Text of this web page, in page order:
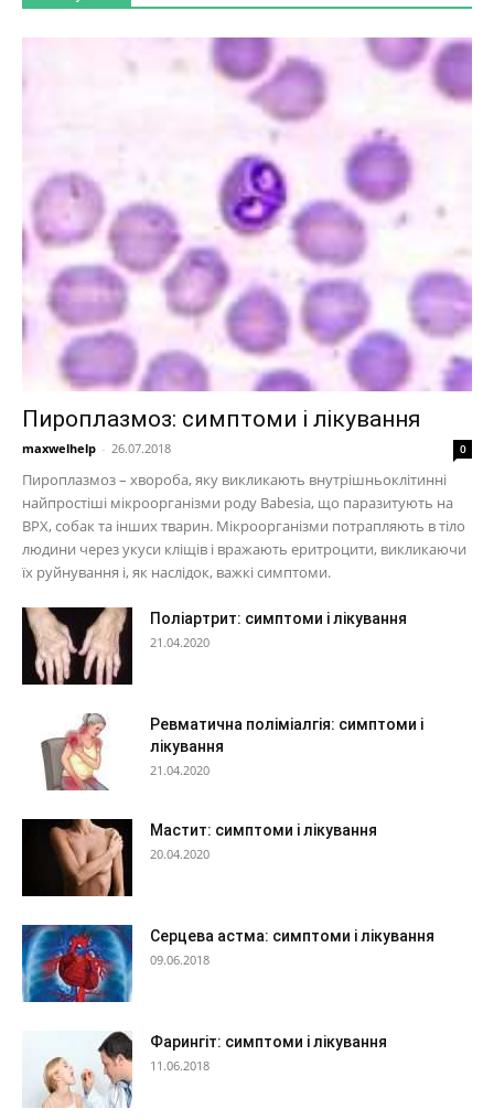
Пироплазмоз: симптоми і лікування
maxwelhelp - 26.07.2018 0
Пироплазмоз – хвороба, яку викликають внутрішньоклітинні
найпростіші мікроорганізми роду Babesia, що паразитують на
ВРХ, собак та інших тварин. Мікроорганізми потрапляють в тіло
людини через укуси кліщів і вражають еритроцити, викликаючи
їх руйнування і, як наслідок, важкі симптоми.
Поліартрит: симптоми і лікування
21.04.2020
Ревматична поліміалгія: симптоми і
лікування
21.04.2020
Мастит: симптоми і лікування
20.04.2020
Серцева астма: симптоми і лікування
09.06.2018
Фарингіт: симптоми і лікування
11.06.2018